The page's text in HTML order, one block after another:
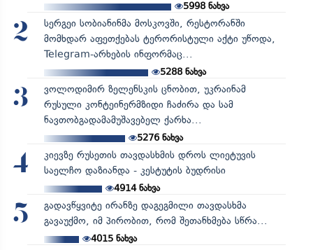
5998 ნახვა
2
სერგეი სობიანინმა მოსკოვში, რესტორანში
მომხდარ აფეთქებას ტერორისტული აქტი უწოდა,
Telegram-არხების ინფორმაც...
5288ნახვა
3
ვოლოდიმირ ზელენსკის ცნობით, უკრაინამ
რუსული კონტეინერმზიდი ჩაძირა და სამ
ნავთობგადამამუშავებელ ქარხა...
5276ნახვა
4
კიევზე რუსეთის თავდასხმის დროს ლიეტუვის
საელჩო დაზიანდა - კესტუტის ბუდრისი
4914ნახვა
5
გადავწყვიტე ირანზე დაგეგმილი თავდასხმა
გავაუქმო, იმ პირობით, რომ შეთანხმება სწრა...
4015ნახვა